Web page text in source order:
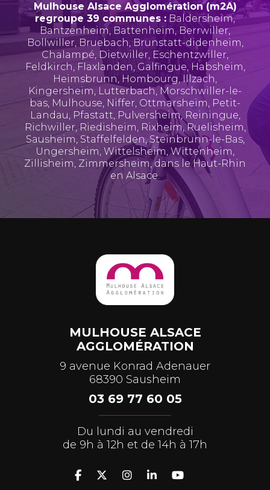
Mulhouse Alsace Agglomération (m2A)
regroupe 39 communes : Baldersheim,
Bantzenheim, Battenheim, Berrwiller,
Bollwiller, Bruebach,Brunstatt-didenheim,
Chalampé, Dietwiller, Eschentzwiller,
Feldkirch, Flaxlanden,Galfingue, Habsheim,
Heimsbrunn, Hombourg,Illzach,
Kingersheim, Lutterbach, Morschwiller-le-
bas, Mulhouse, Niffer, Ottmarsheim, Petit-
Landau, Pfastatt, Pulversheim, Reiningue,
Richwiller, Riedisheim, Rixheim,Ruelisheim,
Sausheim, Staffelfelden, Steinbrunn-le-Bas,
Ungersheim, Wittelsheim,Wittenheim,
Zillisheim, Zimmersheim, dans le Haut-Rhin
en Alsace.
MULHOUSE ALSACE
AGGLOMÉRATION
9 avenue Konrad Adenauer
68390 Sausheim
03 69 77 60 05
Du lundi au vendredi
de 9h à 12h et de 14h à 17h